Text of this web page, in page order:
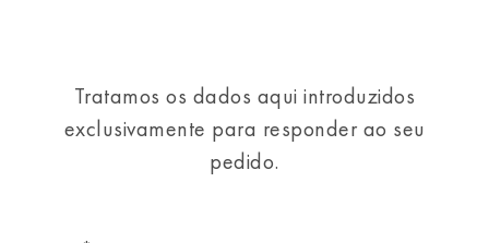
Tratamos os dados aqui introduzidos
exclusivamente para responder ao seu
pedido.